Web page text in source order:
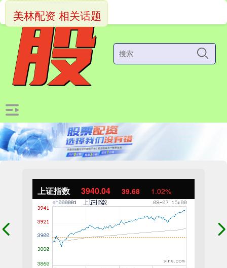
上证指数 3940.04 39.68 1.02%
美林配资 相关话题